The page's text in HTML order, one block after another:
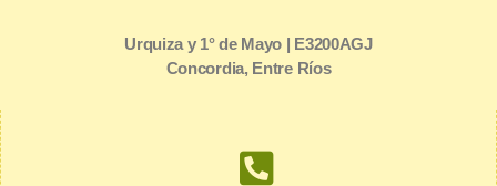
Urquiza y 1° de Mayo | E3200AGJ
Concordia, Entre Ríos